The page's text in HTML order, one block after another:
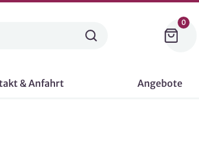
0
& Anfahrt Angebote